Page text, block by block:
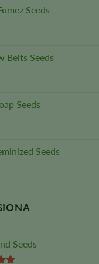
Seeds
Belts Seeds
Seeds
Seeds
Seeds